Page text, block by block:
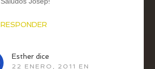
RESPONDER
Esther dice
22 ENERO, 2011 EN